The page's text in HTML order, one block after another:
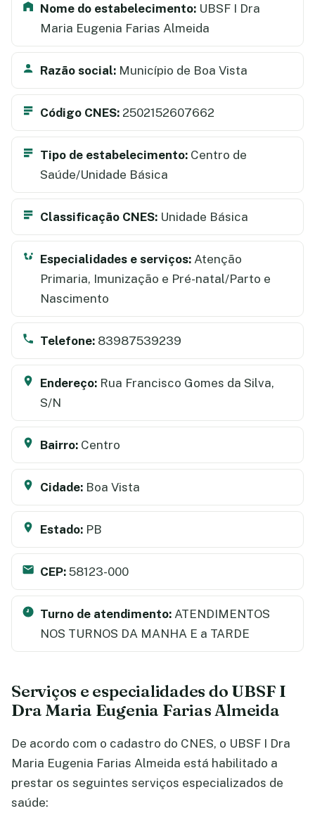
Nome do estabelecimento: UBSF I Dra
Maria Eugenia Farias Almeida
Razão social: Município de Boa Vista
Código CNES: 2502152607662
Tipo de estabelecimento: Centro de
Saúde/Unidade Básica
Classificação CNES: Unidade Básica
Especialidades e serviços: Atenção
Primaria, Imunização e Pré-natal/Parto e
Nascimento
Telefone: 83987539239
Endereço: Rua Francisco Gomes da Silva,
S/N
Bairro: Centro
Cidade: Boa Vista
Estado: PB
CEP: 58123-000
Turno de atendimento: ATENDIMENTOS
NOS TURNOS DA MANHA E a TARDE
Serviços e especialidades do UBSF I
Dra Maria Eugenia Farias Almeida
De acordo com o cadastro do CNES, o UBSF I Dra
Maria Eugenia Farias Almeida está habilitado a
prestar os seguintes serviços especializados de
saúde: